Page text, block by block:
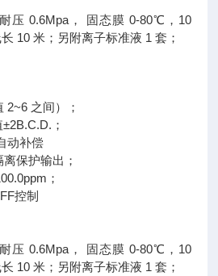
压 0.6Mpa， 固态膜 0-80℃，10
10 米；另附离子标准液 1 套；
2~6 之间）；
；
动补偿
保护输出；
；
控制
压 0.6Mpa， 固态膜 0-80℃，10
10 米；另附离子标准液 1 套；